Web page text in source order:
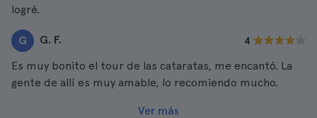
logré.
G G. F. 4
Es muy bonito el tour de las cataratas, me encantó. La
gente de allí es muy amable, lo recomiendo mucho.
Ver más